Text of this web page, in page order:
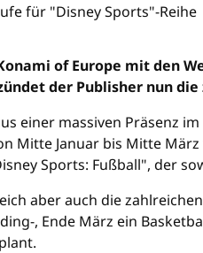
of Europe mit den
der Publisher nun
einer massiven Präsenz
Mitte Januar bis Mitte
Sports: Fußball", der
aber auch die
, Ende März ein